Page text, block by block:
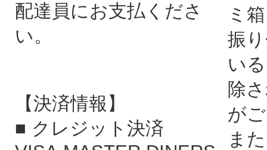
配達員にお支払くださ
い。
【決済情報】
■ クレジット決済
ミ
振
い
除
が
ま